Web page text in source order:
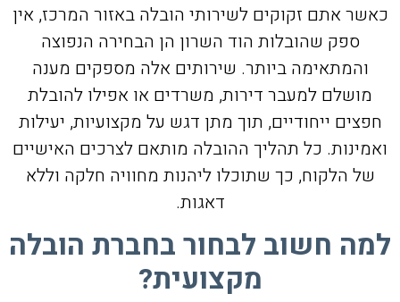
כאשר אתם זקוקים לשירותי הובלה באזור המרכז, אין
ספק שהובלות הוד השרון הן הבחירה הנפוצה
והמתאימה ביותר. שירותים אלה מספקים מענה
מושלם למעבר דירות, משרדים או אפילו להובלת
חפצים ייחודיים, תוך מתן דגש על מקצועיות, יעילות
ואמינות. כל תהליך ההובלה מותאם לצרכים האישיים
של הלקוח, כך שתוכלו ליהנות מחוויה חלקה וללא
דאגות.
למה חשוב לבחור בחברת הובלה
מקצועית?